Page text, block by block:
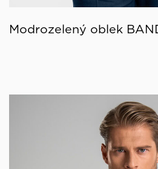
Modrozelený oblek